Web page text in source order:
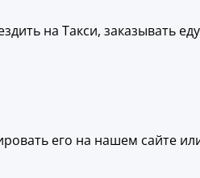
на Такси, заказывать
его на нашем сайте